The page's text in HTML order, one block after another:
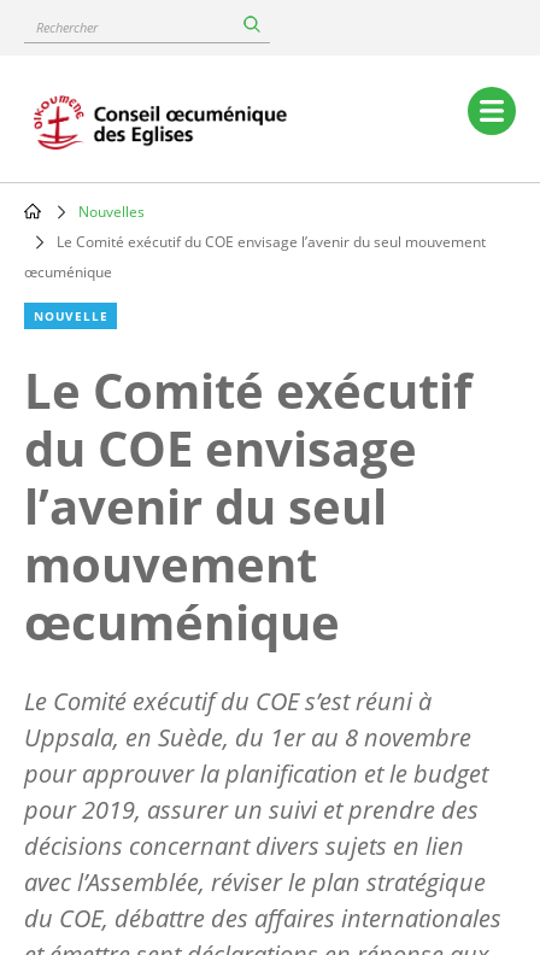
content
Rechercher
Main
navigation
Breadcrumb
Nouvelles
Le Comité exécutif du COE envisage l’avenir du seul mouvement
œcuménique
NOUVELLE
Le Comité exécutif
du COE envisage
l’avenir du seul
mouvement
œcuménique
Le Comité exécutif du COE s’est réuni à
Uppsala, en Suède, du 1er au 8 novembre
pour approuver la planification et le budget
pour 2019, assurer un suivi et prendre des
décisions concernant divers sujets en lien
avec l’Assemblée, réviser le plan stratégique
du COE, débattre des affaires internationales